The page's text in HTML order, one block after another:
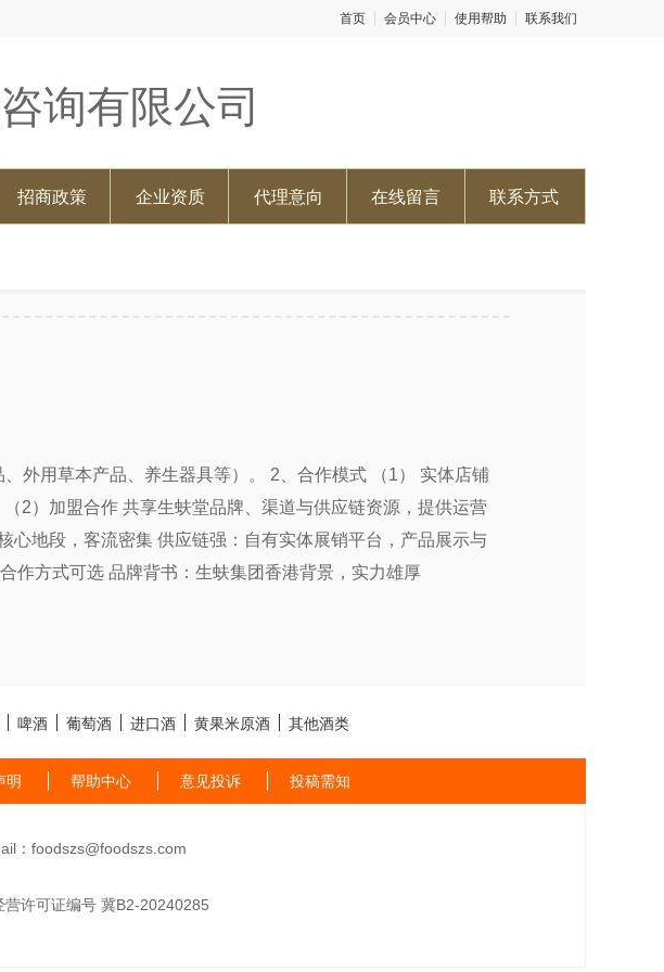
首页 会员中心 使用帮助 联系我们
询有限公司
招商政策 企业资质 代理意向 在线留言 联系方式
外用草本产品、养生器具等）。 2、合作模式 （1） 实体店铺
2）加盟合作 共享生蚨堂品牌、渠道与供应链资源，提供运营
地段，客流密集 供应链强：自有实体展销平台，产品展示与
作方式可选 品牌背书：生蚨集团香港背景，实力雄厚
啤酒 葡萄酒 进口酒 黄果米原酒 其他酒类
明 帮助中心 意见投诉 投稿需知
：foodszs@foodszs.com
营许可证编号 冀B2-20240285